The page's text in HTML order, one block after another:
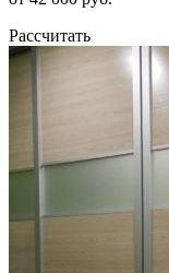
Рассчитать